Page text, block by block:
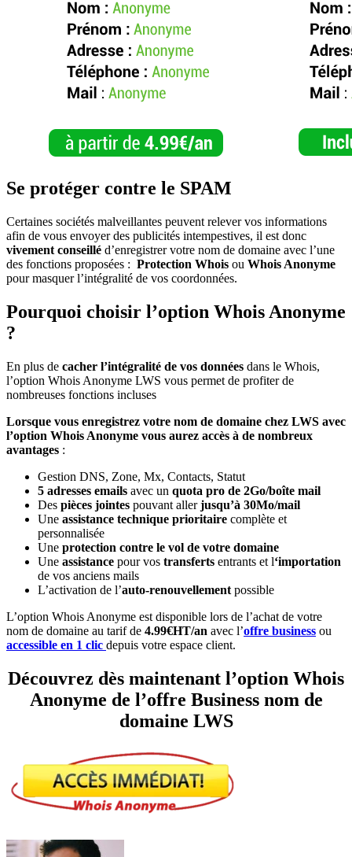
Se protéger contre le SPAM
Certaines sociétés malveillantes peuvent relever vos informations
afin de vous envoyer des publicités intempestives, il est donc
vivement conseillé d’enregistrer votre nom de domaine avec l’une
des fonctions proposées : Protection Whois ou Whois Anonyme
pour masquer l’intégralité de vos coordonnées.
Pourquoi choisir l’option Whois Anonyme
?
En plus de cacher l’intégralité de vos données dans le Whois,
l’option Whois Anonyme LWS vous permet de profiter de
nombreuses fonctions incluses
Lorsque vous enregistrez votre nom de domaine chez LWS avec
l’option Whois Anonyme vous aurez accès à de nombreux
avantages :
Gestion DNS, Zone, Mx, Contacts, Statut
5 adresses emails avec un quota pro de 2Go/boîte mail
Des pièces jointes pouvant allerjusqu’à 30Mo/mail
Une assistance technique prioritaire complète et
personnalisée
Une protection contre le vol de votre domaine
Une assistance pour vos transferts entrants et l‘importation
de vos anciens mails
L’activation de l’auto-renouvellement possible
L’option Whois Anonyme est disponible lors de l’achat de votre
nom de domaine au tarif de 4.99€HT/an avec l’offre business ou
accessible en 1 clic depuis votre espace client.
Découvrez dès maintenant l’option Whois
Anonyme de l’offre Business nom de
domaine LWS